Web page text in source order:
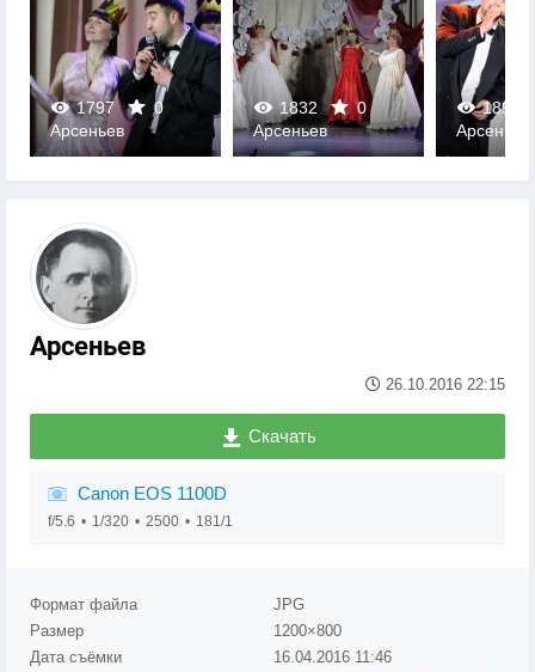
1797
0
0
Арсеньев
1832
0
0
Арсеньев
1898
0
Арсеньев
Арсеньев
26.10.2016 22:15
Скачать
Canon EOS 1100D
f/5.6 1/320 2500 181/1
Формат файла
JPG
Размер
1200×800
Дата съёмки
16.04.2016 11:46